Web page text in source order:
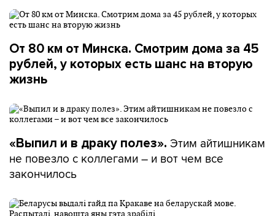
От 80 км от Минска. Смотрим дома за 45
рублей, у которых есть шанс на вторую
жизнь
«Выпил и в драку полез». Этим айтишникам
не повезло с коллегами – и вот чем все
закончилось